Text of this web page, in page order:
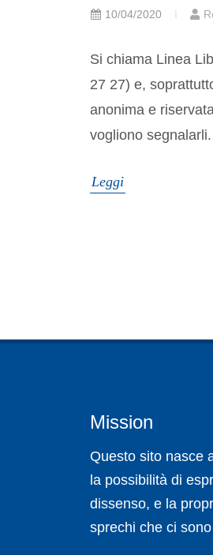
10/04/2020
Si chiama Linea
27 27) e,
anonima e
vogliono
Leggi
Mission
Questo sito nasce
la possibilità di
dissenso, e la
sprechi che ci